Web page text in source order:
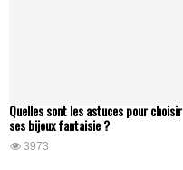
Quelles sont les astuces pour choisir
ses bijoux fantaisie ?
3973